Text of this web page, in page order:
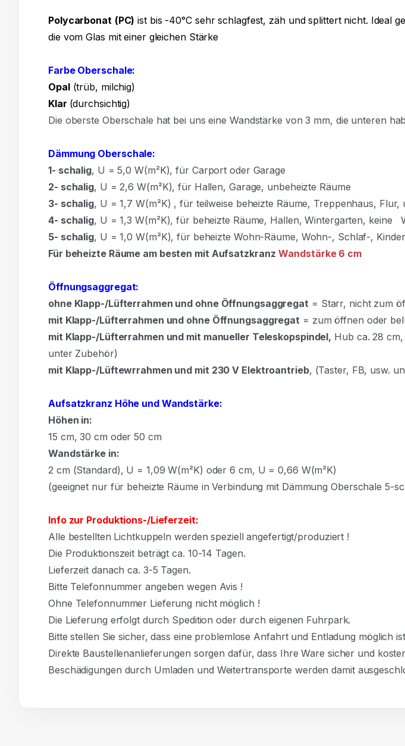
Polycarbonat (PC) ist bis -40°C sehr schlagfest, zäh und splittert nicht. Ideal
die vom Glas mit einer gleichen Stärke
Farbe Oberschale:
Opal (trüb, milchig)
Klar (durchsichtig)
Die oberste Oberschale hat bei uns eine Wandstärke von 3 mm, die unteren
Dämmung Oberschale:
1- schalig, U = 5,0 W(m²K), für Carport oder Garage
2- schalig, U = 2,6 W(m²K), für Hallen, Garage, unbeheizte Räume
3- schalig, U = 1,7 W(m²K) ,für teilweise beheizte Räume, Treppenhaus, Flur,
4- schalig, U = 1,3 W(m²K), für beheizte Räume, Hallen, Wintergarten, keine
5- schalig, U = 1,0 W(m²K), für beheizte Wohn-Räume, Wohn-, Schlaf-,
Für beheizte Räume am besten mit Aufsatzkranz Wandstärke 6 cm
Öffnungsaggregat:
ohne Klapp-/Lüfterrahmen und ohne Öffnungsaggregat = Starr, nicht zum
mit Klapp-/Lüfterrahmen und ohne Öffnungsaggregat = zum öffnen oder
mit Klapp-/Lüfterrahmen und mit manueller Teleskopspindel, Hub ca. 28
unter Zubehör)
mit Klapp-/Lüftewrrahmen und mit 230 V Elektroantrieb, (Taster, FB, usw.
Aufsatzkranz Höhe und Wandstärke:
Höhen in:
15 cm, 30 cm oder 50 cm
Wandstärke in:
2 cm (Standard), U = 1,09 W(m²K) oder 6 cm, U = 0,66 W(m²K)
(geeignet nur für beheizte Räume in Verbindung mit Dämmung Oberschale 5-
Info zur Produktions-/Lieferzeit:
Alle bestellten Lichtkuppeln werden speziell angefertigt/produziert !
Die Produktionszeit beträgt ca. 10-14 Tagen.
Lieferzeit danach ca. 3-5 Tagen.
Bitte Telefonnummer angeben wegen Avis !
Ohne Telefonnummer Lieferung nicht möglich !
Die Lieferung erfolgt durch Spedition oder durch eigenen Fuhrpark.
Bitte stellen Sie sicher, dass eine problemlose Anfahrt und Entladung möglich
Direkte Baustellenanlieferungen sorgen dafür, dass Ihre Ware sicher und
Beschädigungen durch Umladen und Weitertransporte werden damit